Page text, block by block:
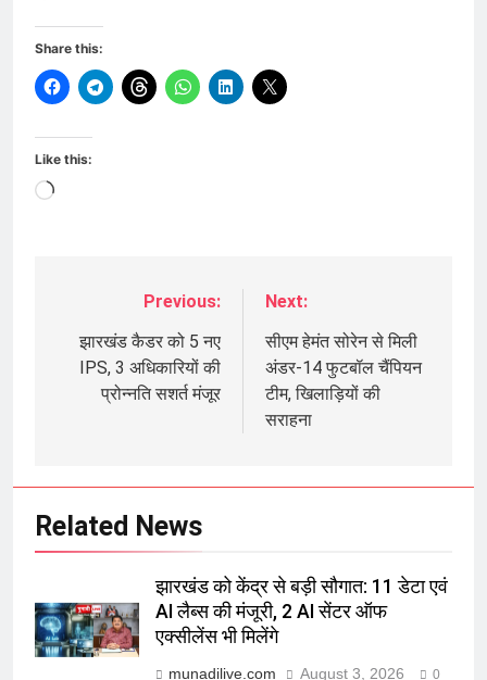
Share this:
Like this:
Loading…
navigation
Previous:
झारखंड कैडर को 5 नए
IPS, 3 अधिकारियों की
प्रोन्नति सशर्त मंजूर
Next:
सीएम हेमंत सोरेन से मिली
अंडर-14 फुटबॉल चैंपियन
टीम, खिलाड़ियों की
सराहना
Related News
झारखंड को केंद्र से बड़ी सौगात: 11 डेटा एवं
AI लैब्स की मंजूरी, 2 AI सेंटर ऑफ
एक्सीलेंस भी मिलेंगे
munadilive.com August 3, 2026 0